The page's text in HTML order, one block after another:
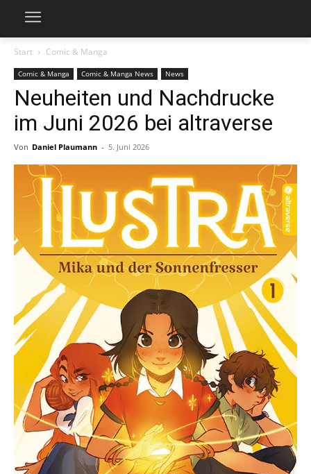
Start Comic & Manga
Comic & Manga Comic & Manga News News
Neuheiten und Nachdrucke
im Juni 2026 bei altraverse
Von Daniel Plaumann - 5. Juni 2026